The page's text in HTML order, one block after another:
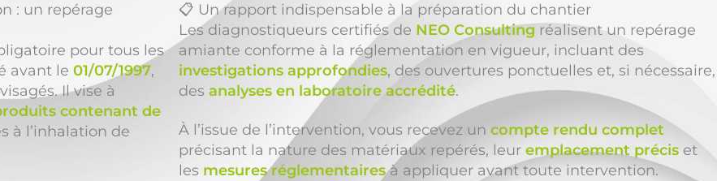
: un repérage
pour tous les
avant le 01/07/1997,
Il vise à
contenant de
à l’inhalation de
📋 Un rapport indispensable à la préparation du chantier
Les diagnostiqueurs certifiés de NEO Consulting réalisent un repérage
amiante conforme à la réglementation en vigueur, incluant des
investigations approfondies, des ouvertures ponctuelles et, si nécessaire,
des analyses en laboratoire accrédité.
À l’issue de l’intervention, vous recevez un compte rendu complet
précisant la nature des matériaux repérés, leur emplacement précis et
les mesures réglementairesà appliquer avant toute intervention.